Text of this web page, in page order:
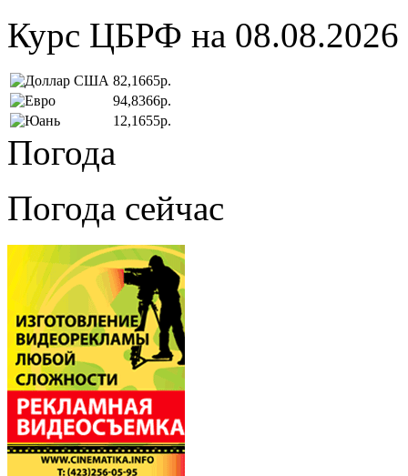
Курс ЦБРФ на 08.08.2026
82,1665р.
94,8366р.
12,1655р.
Погода
Погода сейчас